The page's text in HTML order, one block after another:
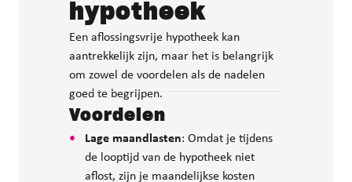
hypotheek
Een aflossingsvrije hypotheek kan
aantrekkelijk zijn, maar het is belangrijk
om zowel de voordelen als de nadelen
goed te begrijpen.
Voordelen
Lage maandlasten: Omdat je tijdens
de looptijd van de hypotheek niet
aflost, zijn je maandelijkse kosten